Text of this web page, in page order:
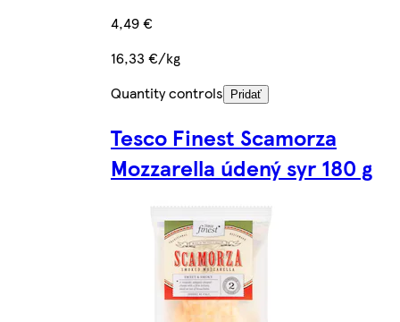
4,49 €
16,33 €/kg
Quantity controls
Pridať
Tesco Finest Scamorza
Mozzarella údený syr 180 g